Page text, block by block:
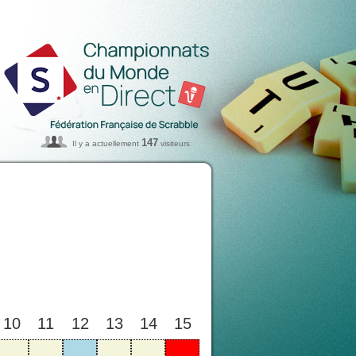
Il y a actuellement 147 visiteurs
10 11 12 13 14 15